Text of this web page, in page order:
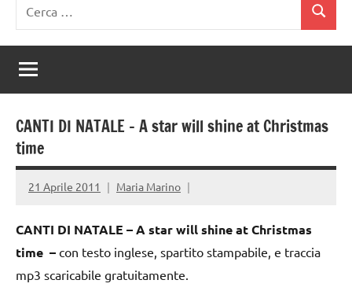
per:
Cerca
CANTI DI NATALE – A star will shine at Christmas
time
21 Aprile 2011 Maria Marino
CANTI DI NATALE – A star will shine at Christmas
time – con testo inglese, spartito stampabile, e traccia
mp3 scaricabile gratuitamente.